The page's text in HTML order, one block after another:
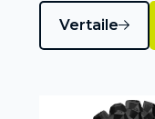
Vertaile